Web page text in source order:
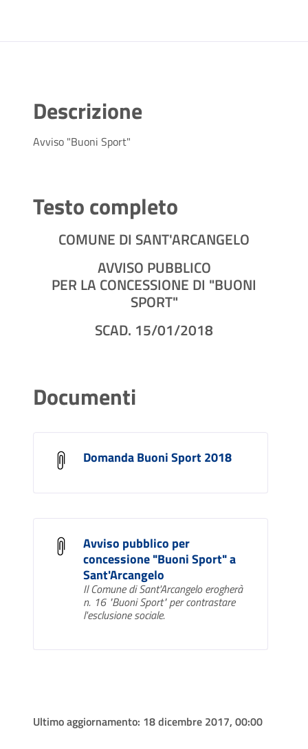
Descrizione
Avviso "Buoni Sport"
Testo completo
COMUNE DI SANT'ARCANGELO
AVVISO PUBBLICO
PER LA CONCESSIONE DI "BUONI
SPORT"
SCAD. 15/01/2018
Documenti
Domanda Buoni Sport 2018
Avviso pubblico per
concessione "Buoni Sport" a
Sant'Arcangelo
Il Comune di Sant'Arcangelo erogherà
n. 16 "Buoni Sport" per contrastare
l'esclusione sociale.
Ultimo aggiornamento: 18 dicembre 2017, 00:00